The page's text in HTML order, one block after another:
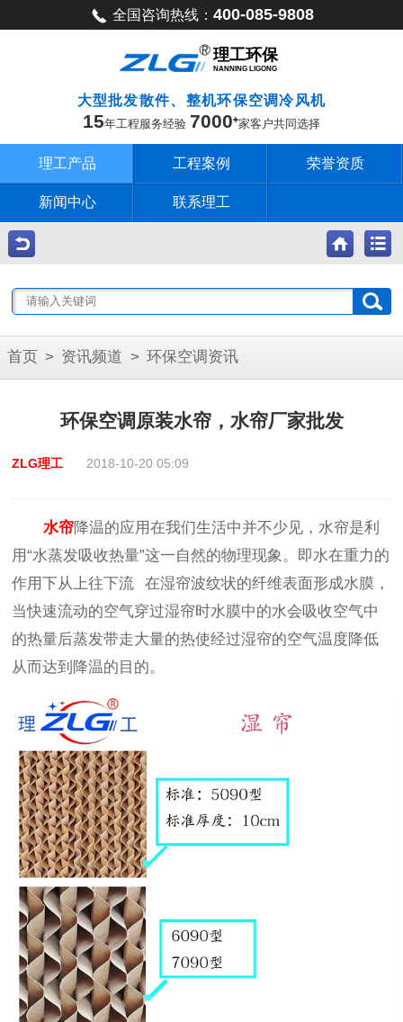
全国咨询热线： 400-085-9808
理工环保
NANNING LIGONG
大型批发散件、整机环保空调冷风机
15年工程服务经验 7000 家客户共同选择
理工产品 工程案例 荣誉资质
新闻中心 联系理工
首页 > 资讯频道 > 环保空调资讯
环保空调原装水帘，水帘厂家批发
ZLG理工 2018-10-20 05:09
水帘降温的应用在我们生活中并不少见，水帘是利
用“水蒸发吸收热量”这一自然的物理现象。即水在重力的
作用下从上往下流 在湿帘波纹状的纤维表面形成水膜，
当快速流动的空气穿过湿帘时水膜中的水会吸收空气中
的热量后蒸发带走大量的热使经过湿帘的空气温度降低
从而达到降温的目的。